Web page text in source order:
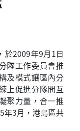
於2009年9月1日
隊工作委員會推
及模式讓區內分
上促進分隊間互
聚力量，合一推
年3月，港島區共